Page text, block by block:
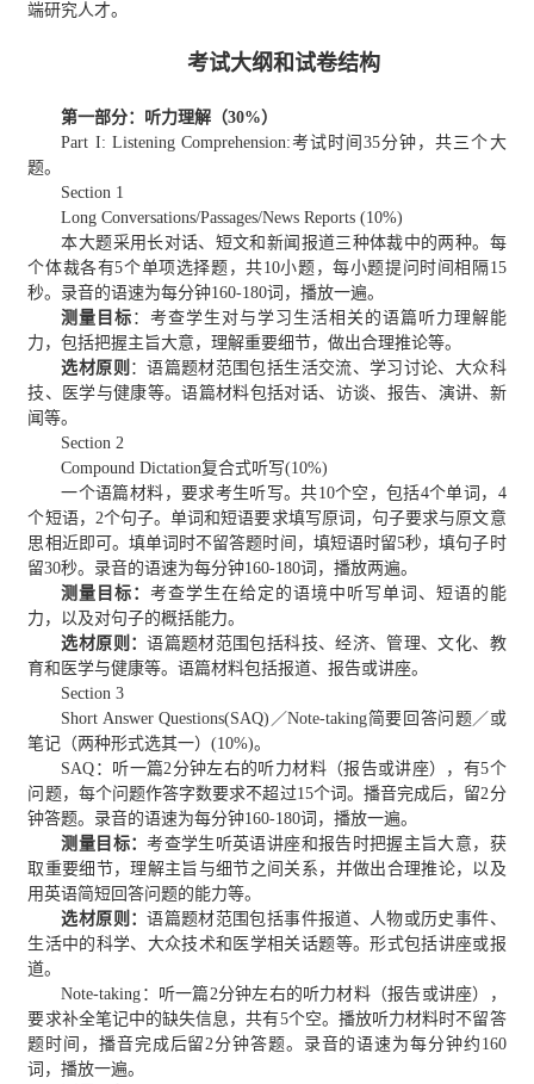
端研究人才。
考试大纲和 试卷结构
第一部分：听力理解（30%）
Part I: Listening Comprehension:考试时间35分钟，共三个大
题。
Section 1
Long Conversations/Passages/News Reports (10%)
本大题采用长对话、短文和新闻报道三种体裁中的两种。每
个体裁各有5个单项选择题，共10小题，每小题提问时间相隔15
秒。录音的语速为每分钟160-180词，播放一遍。
测量目标 ：考查学生对与学习生活相关的语篇听力理解能
力，包括把握主旨大意，理解重要细节，做出合理推论等。
选材原则 ：语篇题材范围包括生活交流、学习讨论、大众科
技、医学与健康等。语篇材料包括对话、访谈、报告、演讲、新
闻等。
Section 2
Compound Dictation复合式听写(10%)
一个语篇材料，要求考生听写。共10个空，包括4个单词，4
个短语，2个句子。单词和短语要求填写原词，句子要求与原文意
思相近即可。填单词时不留答题时间，填短语时留5秒，填句子时
留30秒。录音的语速为每分钟160-180词，播放两遍。
测量目标：考查学生在给定的语境中听写单词、短语的能
力，以及对句子的概括能力。
选材原则：语篇题材范围包括科技、经济、管理、文化、教
育和医学与健康等。语篇材料包括报道、报告或讲座。
Section 3
Short Answer Questions(SAQ)／Note-taking简要回答问题／或
笔记（两种形式选其一）(10%)。
SAQ：听一篇2分钟左右的听力材料（报告或讲座），有5个
问题，每个问题作答字数要求不超过15个词。播音完成后，留2分
钟答题。录音的语速为每分钟160-180词，播放一遍。
测量目标：考查学生听英语讲座和报告时把握主旨大意，获
取重要细节，理解主旨与细节之间关系，并做出合理推论，以及
用英语简短回答问题的能力等。
选材原则：语篇题材范围包括事件报道、人物或历史事件、
生活中的科学、大众技术和医学相关话题等。形式包括讲座或报
道。
Note-taking：听一篇2分钟左右的听力材料（报告或讲座），
要求补全笔记中的缺失信息，共有5个空。播放听力材料时不留答
题时间，播音完成后留2分钟答题。录音的语速为每分钟约160
词，播放一遍。